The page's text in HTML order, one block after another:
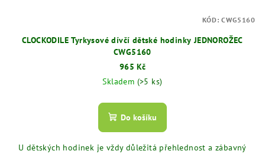
CLOCKODILE Tyrkysové dívčí dětské hodinky JEDNOROŽEC
CWG5160
965 Kč
Skladem (>5 ks)
Do košíku
U dětských hodinek je vždy důležitá přehlednost a zábavný
KÓD:CWG5160